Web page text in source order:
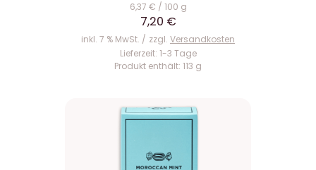
6,37 € / 100 g
7,20 €
inkl. 7 % MwSt. zzgl. Versandkosten
Lieferzeit: 1-3 Tage
Produkt enthält: 113 g